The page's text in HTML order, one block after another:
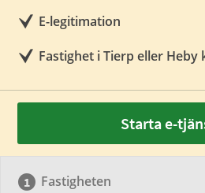
E-legitimation
Fastighet i Tierp eller Heby
Starta e-
Fastigheten